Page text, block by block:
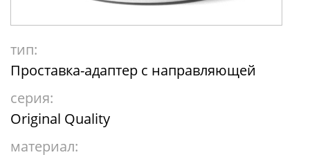
тип:
Проставка-адаптер с направляющей
серия:
Original Quality
материал: